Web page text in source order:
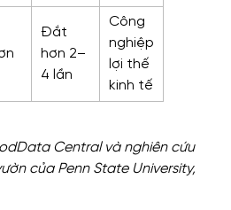
Đắt
hơn 2–
4 lần
Công
nghiệp
lợi thế
kinh tế
Central và nghiên cứu
của Penn State University,